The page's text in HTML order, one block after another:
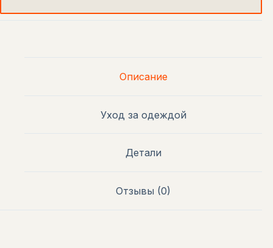
Описание
Уход за одеждой
Детали
Отзывы (0)